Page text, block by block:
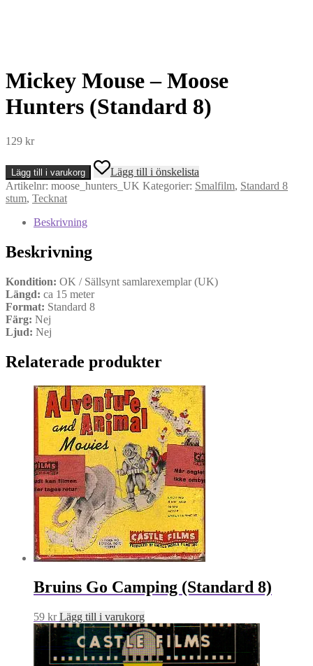
Mickey Mouse – Moose
Hunters (Standard 8)
129 kr
Mickey
Mouse
-
Moose
(Standard
mängd
Lägg till i varukorg
Lägg till i önskelista
Artikelnr: moose_hunters_UK Kategorier: Smalfilm, Standard 8
stum, Tecknat
Beskrivning
Beskrivning
Kondition: OK / Sällsynt samlarexemplar (UK)
Längd: ca 15 meter
Format: Standard 8
Färg: Nej
Ljud: Nej
Relaterade produkter
Bruins Go Camping (Standard 8)
59 kr Lägg till i varukorg